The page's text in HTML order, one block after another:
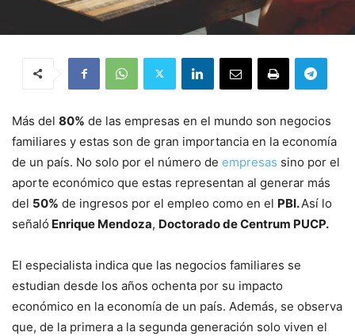
Más del 80% de las empresas en el mundo son negocios
familiares y estas son de gran importancia en la economía
de un país. No solo por el número de empresas sino por el
aporte económico que estas representan al generar más
del 50% de ingresos por el empleo como en el PBI.Así lo
señaló Enrique Mendoza, Doctorado de Centrum PUCP.
El especialista indica que las negocios familiares se
estudian desde los años ochenta por su impacto
económico en la economía de un país. Además, se observa
que, de la primera a la segunda generación solo viven el